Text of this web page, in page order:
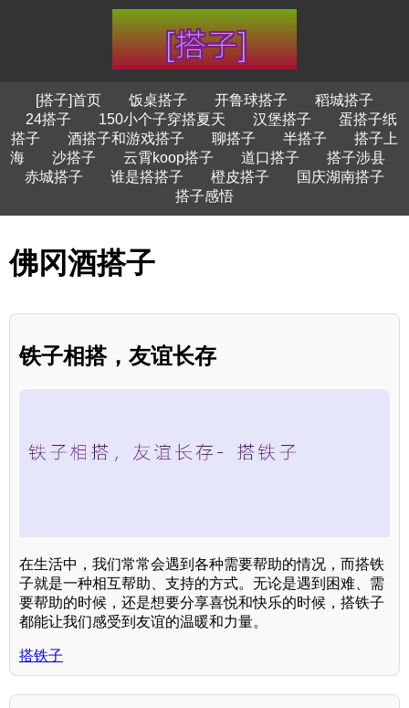
[搭子]首页 饭桌搭子 开鲁球搭子
稻城搭子
24搭子
150小个子穿搭夏天 汉堡搭子
蛋搭子纸
搭子
酒搭子和游戏搭子 聊搭子 半搭子
搭子上
海
沙搭子 云霄koop搭子 道口搭子
搭子涉县
赤城搭子
谁是搭搭子 橙皮搭子
国庆湖南搭子
搭子感悟
佛冈酒搭子
铁子相搭，友谊长存
在生活中，我们常常会遇到各种需要帮助的情况，而搭铁
子就是一种相互帮助、支持的方式。无论是遇到困难、需
要帮助的时候，还是想要分享喜悦和快乐的时候，搭铁子
都能让我们感受到友谊的温暖和力量。
搭铁子